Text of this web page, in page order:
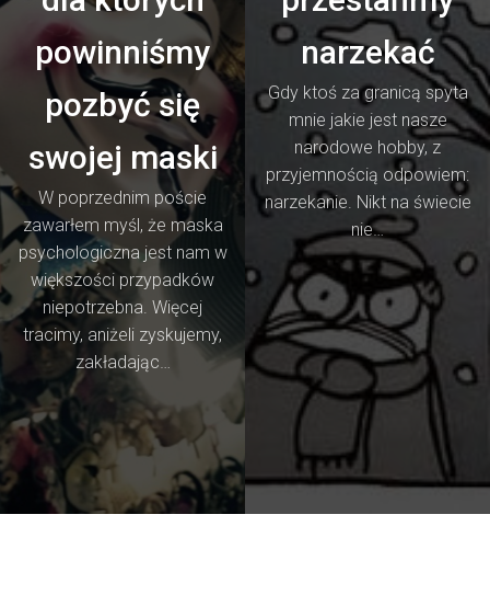
powinniśmy
pozbyć się
swojej maski
W poprzednim poście
zawarłem myśl, że maska
psychologiczna jest nam w
większości przypadków
niepotrzebna. Więcej
tracimy, aniżeli zyskujemy,
zakładając…
narzekać
Gdy ktoś za granicą spyta
mnie jakie jest nasze
narodowe hobby, z
przyjemnością odpowiem:
narzekanie. Nikt na świecie
nie…